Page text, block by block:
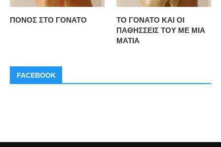
ΠΟΝΟΣ ΣΤΟ ΓΟΝΑΤΟ
ΤΟ ΓΟΝΑΤΟ ΚΑΙ ΟΙ
ΠΑΘΗΣΣΕΙΣ ΤΟΥ ΜΕ ΜΙΑ
ΜΑΤΙΑ
FACEBOOK